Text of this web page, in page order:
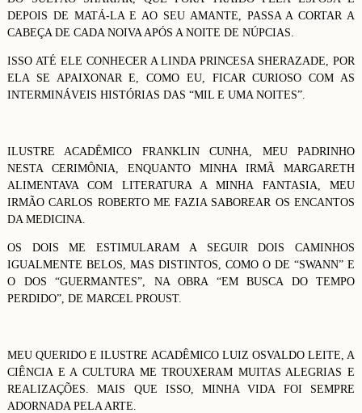
DEPOIS DE MATÁ-LA E AO SEU AMANTE, PASSA A CORTAR A
CABEÇA DE CADA NOIVA APÓS A NOITE DE NÚPCIAS.
ISSO ATÉ ELE CONHECER A LINDA PRINCESA SHERAZADE, POR
ELA SE APAIXONAR E, COMO EU, FICAR CURIOSO COM AS
INTERMINÁVEIS HISTÓRIAS DAS “MIL E UMA NOITES”.
ILUSTRE ACADÊMICO FRANKLIN CUNHA, MEU PADRINHO
NESTA CERIMÔNIA, ENQUANTO MINHA IRMÃ MARGARETH
ALIMENTAVA COM LITERATURA A MINHA FANTASIA, MEU
IRMÃO CARLOS ROBERTO ME FAZIA SABOREAR OS ENCANTOS
DA MEDICINA.
OS DOIS ME ESTIMULARAM A SEGUIR DOIS CAMINHOS
IGUALMENTE BELOS, MAS DISTINTOS, COMO O DE “SWANN” E
O DOS “GUERMANTES”, NA OBRA “EM BUSCA DO TEMPO
PERDIDO”, DE MARCEL PROUST.
MEU QUERIDO E ILUSTRE ACADÊMICO LUIZ OSVALDO LEITE, A
CIÊNCIA E A CULTURA ME TROUXERAM MUITAS ALEGRIAS E
REALIZAÇÕES. MAIS QUE ISSO, MINHA VIDA FOI SEMPRE
ADORNADA PELA ARTE.